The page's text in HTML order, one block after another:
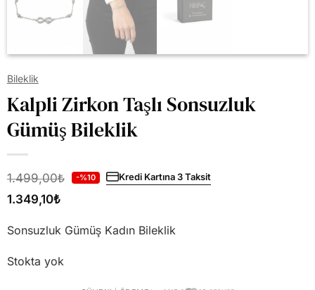
Bileklik
Kalpli Zirkon Taşlı Sonsuzluk
Gümüş Bileklik
1.499,00₺ -%10 Kredi Kartına 3 Taksit
1.349,10₺
Sonsuzluk Gümüş Kadın Bileklik
Stokta yok